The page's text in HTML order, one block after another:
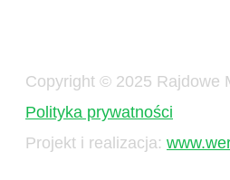
Copyright © 2025 Rajdowe
Polityka prywatności
Projekt i realizacja: